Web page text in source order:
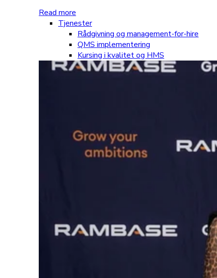
Read more
Tjenester
Rådgivning og management-for-hire
QMS implementering
Kursing i kvalitet og HMS